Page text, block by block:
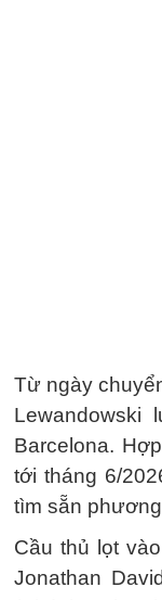
Từ ngày
Barcelona.
tới tháng 6/
tìm sẵn
Cầu thủ lọt
Jonathan